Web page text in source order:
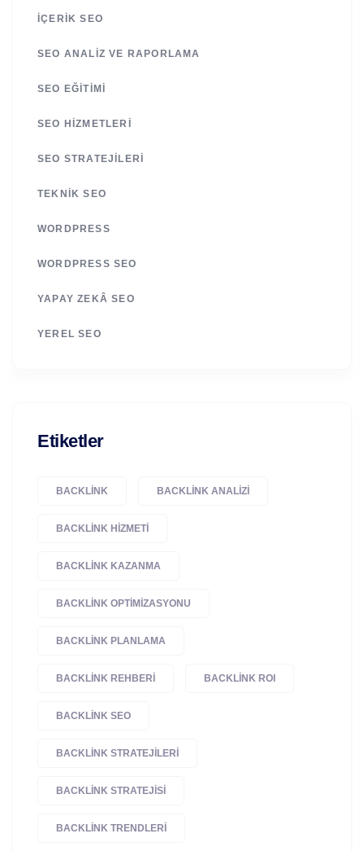
İÇERIK SEO
SEO ANALIZ VE RAPORLAMA
SEO EĞITIMI
SEO HIZMETLERI
SEO STRATEJILERI
TEKNIK SEO
WORDPRESS
WORDPRESS SEO
YAPAY ZEKÂ SEO
YEREL SEO
Etiketler
BACKLINK BACKLINK ANALIZI
BACKLINK HIZMETI
BACKLINK KAZANMA
BACKLINK OPTIMIZASYONU
BACKLINK PLANLAMA
BACKLINK REHBERI BACKLINK ROI
BACKLINK SEO
BACKLINK STRATEJILERI
BACKLINK STRATEJISI
BACKLINK TRENDLERI